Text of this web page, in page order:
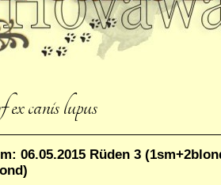
canis lupus
06.05.2015 Rüden 3